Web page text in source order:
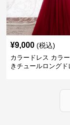
¥9,000 (税込)
カラードレス カラ
きチュールロングド